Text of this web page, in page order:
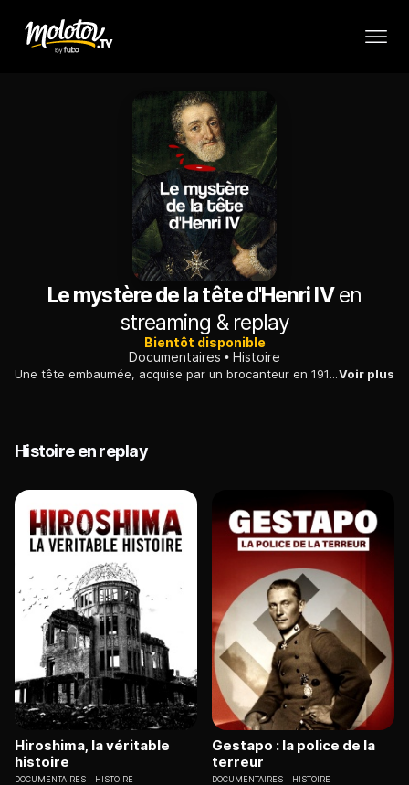
Le mystère de la tête d'Henri IVen
streaming & replay
Bientôt disponible
Documentaires
Histoire
Une tête embaumée, acquise par un brocanteur en 1919 et disparue mystérieusement pendant un demi-siècle, pourrait être celle du roi Henri IV.Voir plus
Histoire en replay
Hiroshima, la véritable
histoire
DOCUMENTAIRES HISTOIRE
Gestapo : la police de la
terreur
DOCUMENTAIRES HISTOIRE